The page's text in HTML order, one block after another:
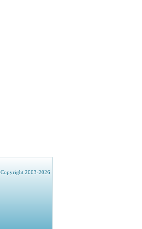
Copyright 2003-2026